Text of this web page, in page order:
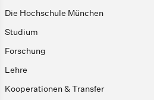
Die Hochschule München
Studium
Forschung
Lehre
Kooperationen & Transfer